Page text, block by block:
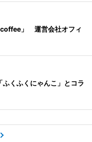
」 運営会社オフィ
くふくにゃんこ」とコラ